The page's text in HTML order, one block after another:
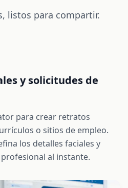
listos para compartir.
y solicitudes de
para crear retratos
o sitios de empleo.
los detalles faciales y
al instante.